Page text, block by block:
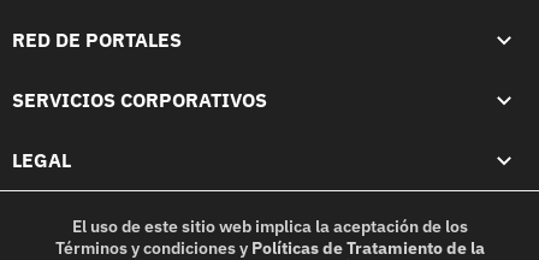
RED DE PORTALES
SERVICIOS CORPORATIVOS
LEGAL
El uso de este sitio web implica la aceptación de los
Términos y condicionesy Políticas de Tratamiento de la